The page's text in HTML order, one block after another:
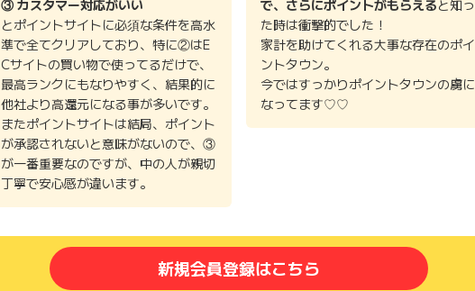
③ カスタマー対応がいい
とポイントサイトに必須な条件を高水
準で全てクリアしており、特に②はE
Cサイトの買い物で使ってるだけで、
最高ランクにもなりやすく、結果的に
他社より高還元になる事が多いです。
またポイントサイトは結局、ポイント
が承認されないと意味がないので、③
が一番重要なのですが、中の人が親切
丁寧で安心感が違います。
で、さらにポイントがもらえると知っ
た時は衝撃的でした！
家計を助けてくれる大事な存在のポイ
ントタウン。
今ではすっかりポイントタウンの虜に
なってます♡♡
新規会員登録はこちら